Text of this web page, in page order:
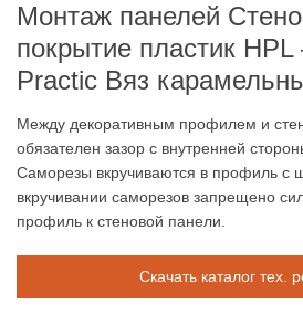
Стеновые панели INTERPAN
применению в качестве декоративно-
облицовочного материала для стен
медицинских,
учреждениях, в лабораториях,
общественного питания.
Монтаж панелей
покрытие пластик
Practic Вяз
Между декоративным профилем и
обязателен зазор с внутренней
Саморезы вкручиваются в профиль с
вкручивании саморезов запрещено
профиль к стеновой панели.
Скачать каталог тех.